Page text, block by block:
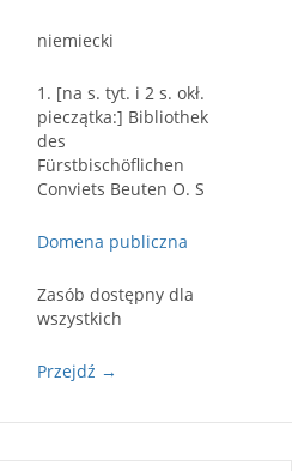
niemiecki
1. [na s. tyt. i 2 s. okł.
pieczątka:] Bibliothek
des
Fürstbischöflichen
Conviets Beuten O. S
Domena publiczna
Zasób dostępny dla
wszystkich
Przejdź →